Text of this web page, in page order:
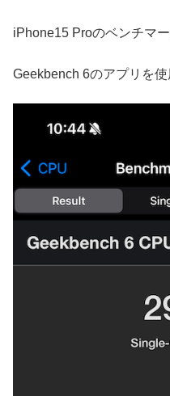
iPhone15 Proのベンチマ
Geekbench 6のアプリを